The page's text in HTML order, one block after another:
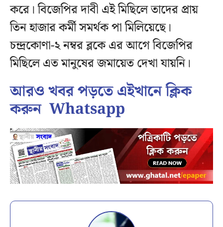
করে। বিজেপির দাবী এই মিছিলে তাদের প্রায়
তিন হাজার কর্মী সমর্থক পা মিলিয়েছে।
চন্দ্রকোণা-২ নম্বর ব্লকে এর আগে বিজেপির
মিছিলে এত মানুষের জমায়েত দেখা যায়নি।
আরও খবর পড়তে এইখানে ক্লিক
করুন Whatsapp